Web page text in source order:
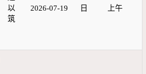
以
筑
2026-07-19 日 上午